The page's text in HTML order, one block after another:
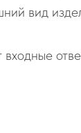
вид